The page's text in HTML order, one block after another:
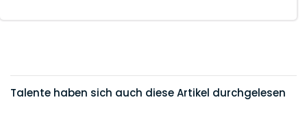
Talente haben sich auch diese Artikel durchgelesen